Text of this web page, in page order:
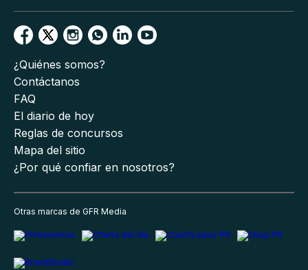
¿Quiénes somos?
Contáctanos
FAQ
El diario de hoy
Reglas de concursos
Mapa del sitio
¿Por qué confiar en nosotros?
Otras marcas de GFR Media